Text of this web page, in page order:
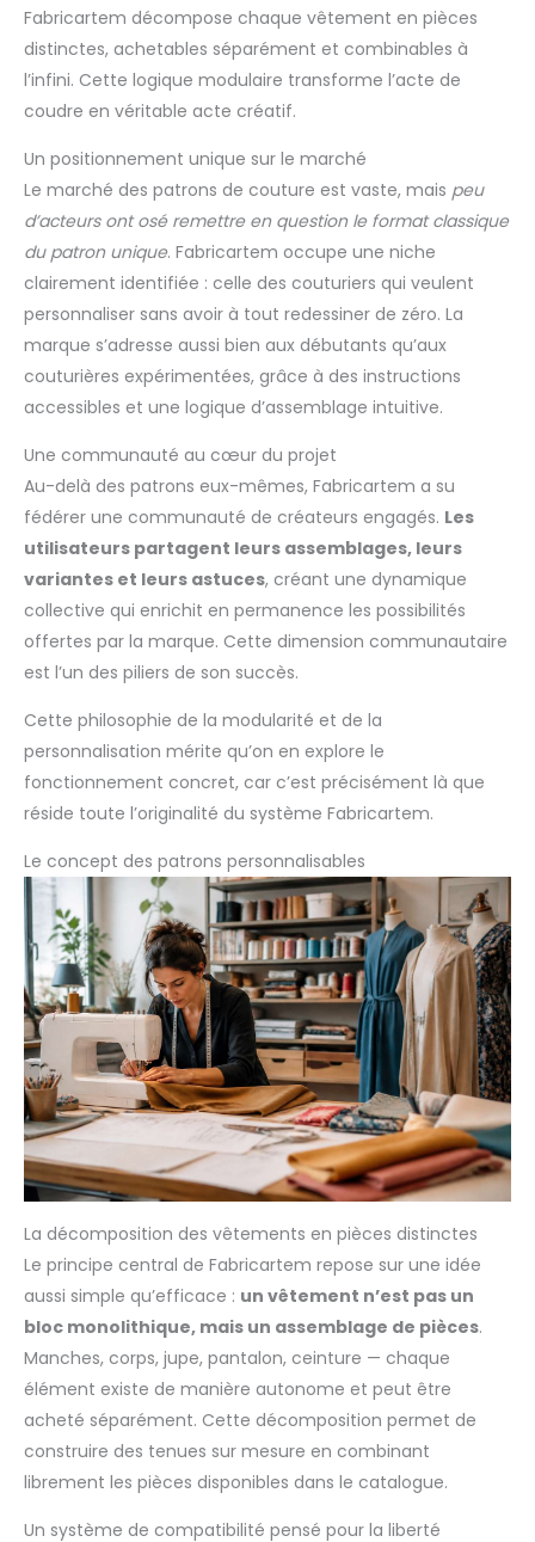
Fabricartem décompose chaque vêtement en pièces
distinctes, achetables séparément et combinables à
l’infini. Cette logique modulaire transforme l’acte de
coudre en véritable acte créatif.
Un positionnement unique sur le marché
Le marché des patrons de couture est vaste, mais peu
d’acteurs ont osé remettre en question le format classique
du patron unique. Fabricartem occupe une niche
clairement identifiée : celle des couturiers qui veulent
personnaliser sans avoir à tout redessiner de zéro. La
marque s’adresse aussi bien aux débutants qu’aux
couturières expérimentées, grâce à des instructions
accessibles et une logique d’assemblage intuitive.
Une communauté au cœur du projet
Au-delà des patrons eux-mêmes, Fabricartem a su
fédérer une communauté de créateurs engagés. Les
utilisateurs partagent leurs assemblages, leurs
variantes et leurs astuces, créant une dynamique
collective qui enrichit en permanence les possibilités
offertes par la marque. Cette dimension communautaire
est l’un des piliers de son succès.
Cette philosophie de la modularité et de la
personnalisation mérite qu’on en explore le
fonctionnement concret, car c’est précisément là que
réside toute l’originalité du système Fabricartem.
Le concept des patrons personnalisables
La décomposition des vêtements en pièces distinctes
Le principe central de Fabricartem repose sur une idée
aussi simple qu’efficace : un vêtement n’est pas un
bloc monolithique, mais un assemblage de pièces.
Manches, corps, jupe, pantalon, ceinture — chaque
élément existe de manière autonome et peut être
acheté séparément. Cette décomposition permet de
construire des tenues sur mesure en combinant
librement les pièces disponibles dans le catalogue.
Un système de compatibilité pensé pour la liberté